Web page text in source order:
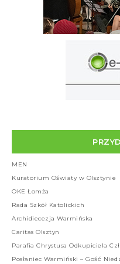
MEN
Kuratorium Oświaty w Olsztynie
OKE Łomża
Rada Szkół Katolickich
Archidiecezja Warmińska
Caritas Olsztyn
Parafia Chrystusa Odkupiciela
Posłaniec Warmiński – Gość